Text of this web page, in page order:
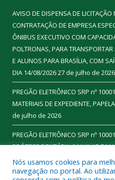
AVISO DE DISPENSA DE
CONTRATAÇÃO DE EMPRESA
ÔNIBUS EXECUTIVO COM
POLTRONAS, PARA
E ALUNOS PARA BRASÍLIA, COM
DIA 14/08/202627 de julho de 2026
PREGÃO ELETRÔNICO SRP nº
MATERIAIS DE EXPEDIENTE,
de julho de 2026
PREGÃO ELETRÔNICO SRP nº
PRÓTESE DENTÁRIA (MAXILAR E
Nós usamos cookies para
navegação no portal. Ao